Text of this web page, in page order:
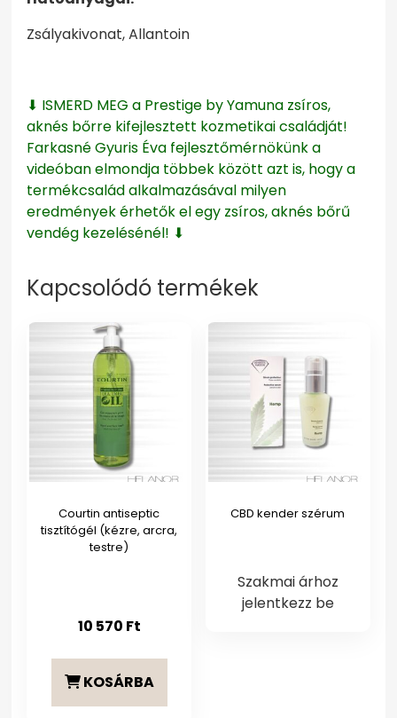
Zsályakivonat, Allantoin
⬇ ISMERD MEG a Prestige by Yamuna zsíros,
aknés bőrre kifejlesztett kozmetikai családját!
Farkasné Gyuris Éva fejlesztőmérnökünk a
videóban elmondja többek között azt is, hogy a
termékcsalád alkalmazásával milyen
eredmények érhetők el egy zsíros, aknés bőrű
vendég kezelésénél! ⬇
Kapcsolódó termékek
Courtin antiseptic
tisztítógél (kézre, arcra,
testre)
10 570 Ft
KOSÁRBA
CBD kender szérum
Szakmai árhoz
jelentkezz be